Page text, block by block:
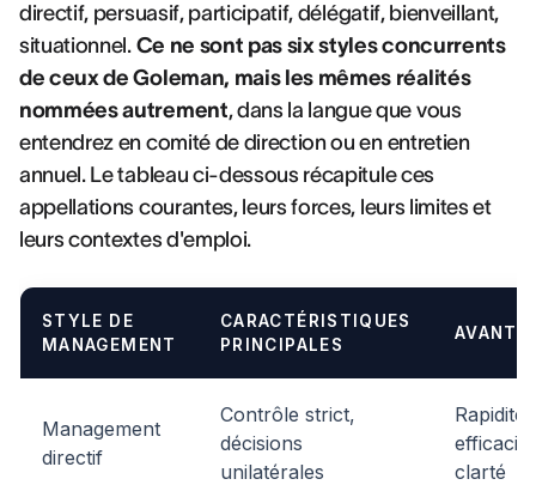
directif, persuasif, participatif, délégatif, bienveillant,
situationnel. Ce ne sont pas six styles concurrents
de ceux de Goleman, mais les mêmes réalités
nommées autrement, dans la langue que vous
entendrez en comité de direction ou en entretien
annuel. Le tableau ci-dessous récapitule ces
appellations courantes, leurs forces, leurs limites et
leurs contextes d'emploi.
STYLE DE
MANAGEMENT
CARACTÉRISTIQUES
PRINCIPALES
Management
directif
Contrôle strict,
décisions
unilatérales
Rapidité,
clarté